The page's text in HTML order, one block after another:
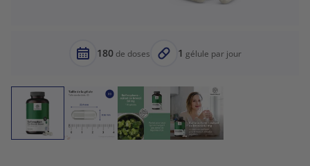
180de doses 1 gélule par jour